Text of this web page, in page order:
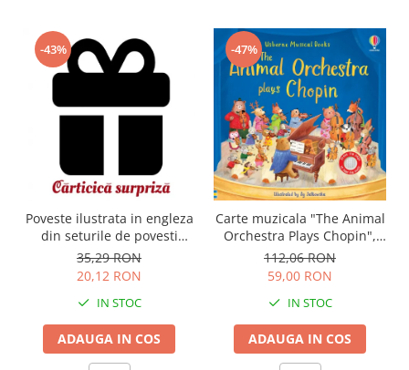
-43%
Poveste ilustrata in engleza
din seturile de povesti
Usborne
35,29 RON
20,12 RON
IN STOC
ADAUGA IN COS
-47%
Carte muzicala "The Animal
Orchestra Plays Chopin",
cartonata, Usborne
112,06 RON
59,00 RON
IN STOC
ADAUGA IN COS